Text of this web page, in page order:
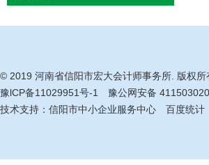
© 2019 河南省信阳市宏大会计师事务所. 版权所
豫lCP备11029951号-1
豫公网安备
技术支持： 信阳市中小企业服务中心 百度统计